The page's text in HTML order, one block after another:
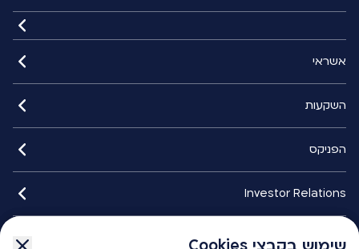
אשראי
השקעות
הפניקס
Investor Relations